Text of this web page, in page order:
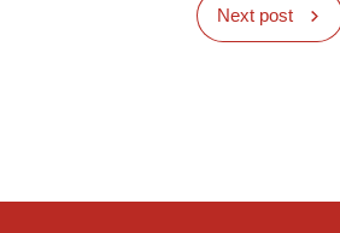
Next post